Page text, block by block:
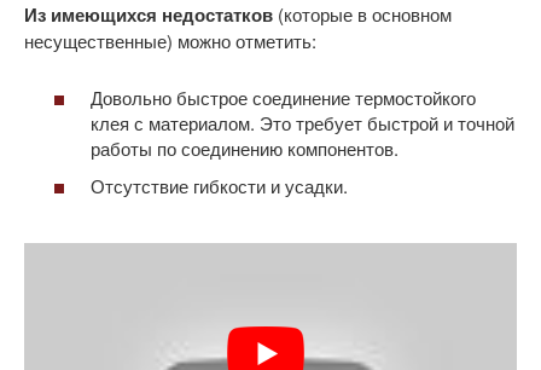
Из имеющихся недостатков (которые в основном
несущественные) можно отметить:
Довольно быстрое соединение термостойкого
клея с материалом. Это требует быстрой и точной
работы по соединению компонентов.
Отсутствие гибкости и усадки.